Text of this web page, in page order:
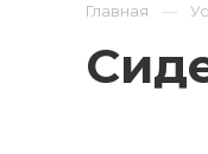
Главная